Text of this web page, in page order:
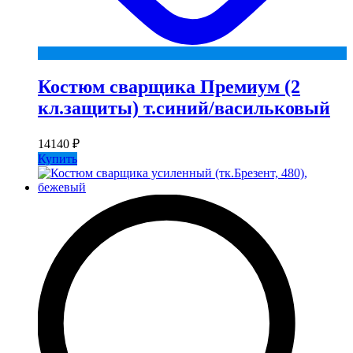
Костюм сварщика Премиум (2
кл.защиты) т.синий/васильковый
14140 ₽
Купить